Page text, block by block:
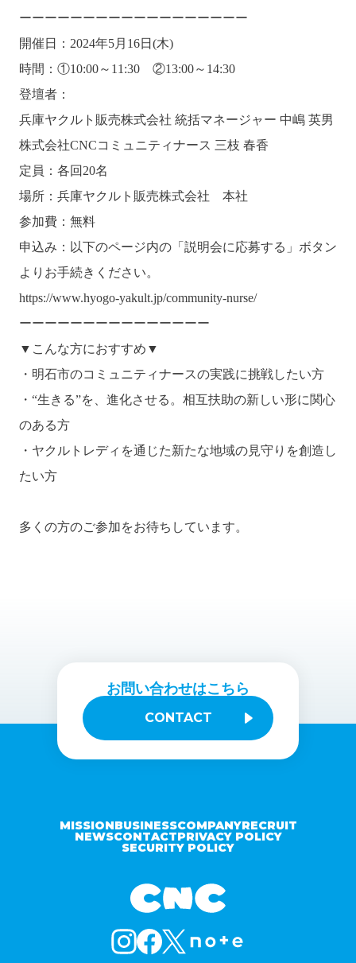
ーーーーーーーーーーーーーーーーーー
開催日：2024年5月16日(木)
時間：①10:00～11:30 ②13:00～14:30
登壇者：
兵庫ヤクルト販売株式会社 統括マネージャー 中嶋 英男
株式会社CNCコミュニティナース 三枝 春香
定員：各回20名
場所：兵庫ヤクルト販売株式会社 本社
参加費：無料
申込み：以下のページ内の「説明会に応募する」ボタン
よりお手続きください。
https://www.hyogo-yakult.jp/community-nurse/
ーーーーーーーーーーーーーーー
▼こんな方におすすめ▼
・明石市のコミュニティナースの実践に挑戦したい方
・“生きる”を、進化させる。相互扶助の新しい形に関心
のある方
・ヤクルトレディを通じた新たな地域の見守りを創造し
たい方
多くの方のご参加をお待ちしています。
お問い合わせはこちら
CONTACT
MISSIONBUSINESSCOMPANYRECRUIT
NEWSCONTACTPRIVACY POLICY
SECURITY POLICY